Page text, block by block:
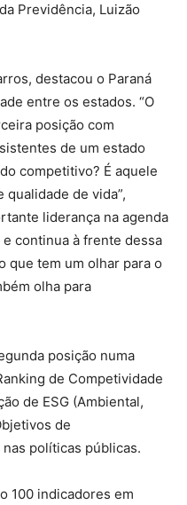
Previdência, Luizão
destacou o Paraná
entre os estados. “O
posição com
de um estado
competitivo? É aquele
de vida”,
liderança na agenda
continua à frente dessa
que tem um olhar para o
olha para
posição numa
de Competividade
de ESG (Ambiental,
de
políticas públicas.
100 indicadores em